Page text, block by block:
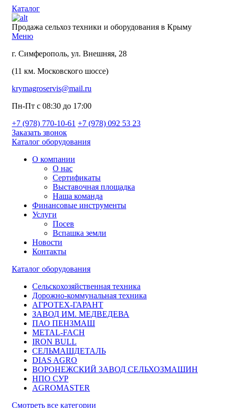
Каталог
Продажа сельхоз техники и оборудования в Крыму
Меню
г. Симферополь, ул. Внешняя, 28
(11 км. Московского шоссе)
krymagroservis@mail.ru
Пн-Пт с 08:30 до 17:00
+7 (978) 770-10-61 +7 (978) 092 53 23
Заказать звонок
Каталог оборудования
О компании
О нас
Сертификаты
Выставочная площадка
Наша команда
Финансовые инструменты
Услуги
Посев
Вспашка земли
Новости
Контакты
Каталог оборудования
Сельскохозяйственная техника
Дорожно-коммунальная техника
АГРОТЕХ-ГАРАНТ
ЗАВОД ИМ. МЕДВЕДЕВА
ПАО ПЕНЗМАШ
METAL-FACH
IRON BULL
СЕЛЬМАШДЕТАЛЬ
DIAS AGRO
ВОРОНЕЖСКИЙ ЗАВОД СЕЛЬХОЗМАШИН
НПО СУР
AGROMASTER
Смотреть все категории